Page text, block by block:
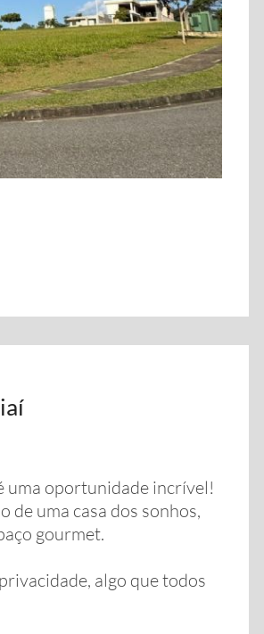
uma oportunidade incrível!
de uma casa dos sonhos,
gourmet.
algo que todos